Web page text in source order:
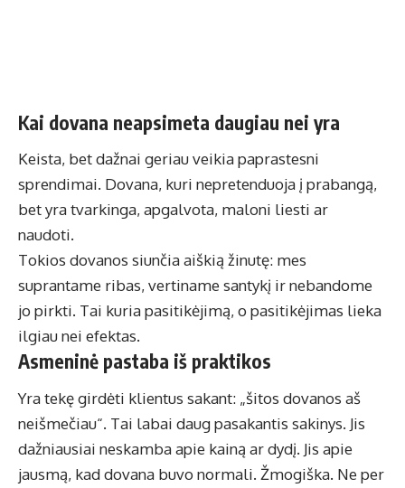
Kai dovana neapsimeta daugiau nei yra
Keista, bet dažnai geriau veikia paprastesni
sprendimai. Dovana, kuri nepretenduoja į prabangą,
bet yra tvarkinga, apgalvota, maloni liesti ar
naudoti.
Tokios dovanos siunčia aiškią žinutę: mes
suprantame ribas, vertiname santykį ir nebandome
jo pirkti. Tai kuria pasitikėjimą, o pasitikėjimas lieka
ilgiau nei efektas.
Asmeninė pastaba iš praktikos
Yra tekę girdėti klientus sakant: „šitos dovanos aš
neišmečiau“. Tai labai daug pasakantis sakinys. Jis
dažniausiai neskamba apie kainą ar dydį. Jis apie
jausmą, kad dovana buvo normali. Žmogiška. Ne per